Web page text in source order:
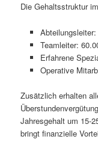
Die Gehaltsstruktur
Teamleiter:
Erfahrene
Operative
Zusätzlich erhalten
Jahresgehalt um 15-
bringt finanzielle